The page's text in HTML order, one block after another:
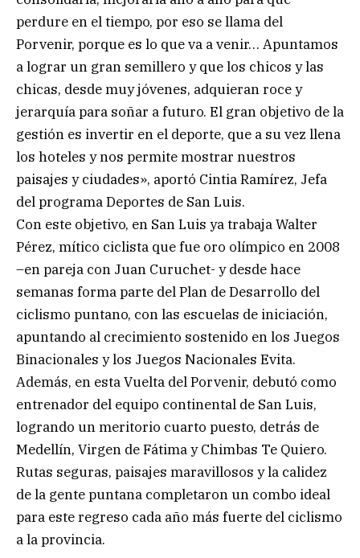
perdure en el tiempo, por eso se llama del
Porvenir, porque es lo que va a venir… Apuntamos
a lograr un gran semillero y que los chicos y las
chicas, desde muy jóvenes, adquieran roce y
jerarquía para soñar a futuro. El gran objetivo de la
gestión es invertir en el deporte, que a su vez llena
los hoteles y nos permite mostrar nuestros
paisajes y ciudades», aportó Cintia Ramírez, Jefa
del programa Deportes de San Luis.
Con este objetivo, en San Luis ya trabaja Walter
Pérez, mítico ciclista que fue oro olímpico en 2008
–en pareja con Juan Curuchet- y desde hace
semanas forma parte del Plan de Desarrollo del
ciclismo puntano, con las escuelas de iniciación,
apuntando al crecimiento sostenido en los Juegos
Binacionales y los Juegos Nacionales Evita.
Además, en esta Vuelta del Porvenir, debutó como
entrenador del equipo continental de San Luis,
logrando un meritorio cuarto puesto, detrás de
Medellín, Virgen de Fátima y Chimbas Te Quiero.
Rutas seguras, paisajes maravillosos y la calidez
de la gente puntana completaron un combo ideal
para este regreso cada año más fuerte del ciclismo
a la provincia.